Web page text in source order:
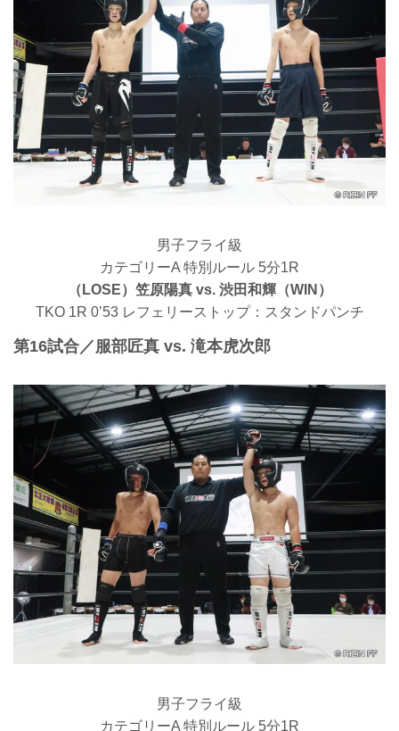
男子フライ級
カテゴリーA 特別ルール 5分1R
（LOSE）笠原陽真 vs. 渋田和輝（WIN）
TKO 1R 0’53 レフェリーストップ：スタンドパンチ
第16試合／服部匠真 vs. 滝本虎次郎
男子フライ級
カテゴリーA 特別ルール 5分1R